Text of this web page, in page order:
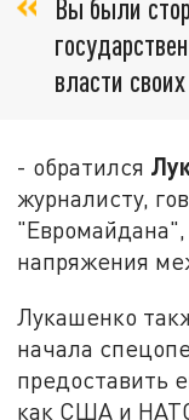
Вы были
власти
- обратился
журналисту,
напряжения
Лукашенко
начала
предоставить
как США и